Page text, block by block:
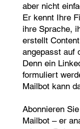
aber nicht
Er kennt Ihre
ihre Sprache,
erstellt
angepasst auf
Denn ein
formuliert
Mailbot kann
Abonnieren
Mailbot – er